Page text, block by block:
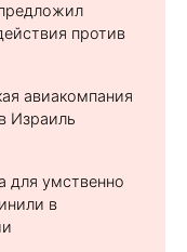
против
авиакомпания
Израиль
для умственно
в